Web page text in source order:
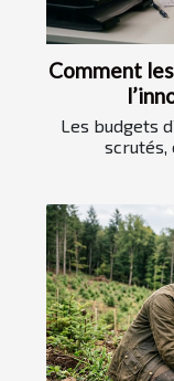
Comment
Les budgets
scrutés,